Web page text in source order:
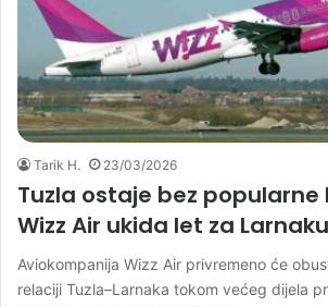
Tarik H. 23/03/2026
Tuzla ostaje bez popularne
Wizz Air ukida let za Larnaku
Aviokompanija Wizz Air privremeno će
relaciji Tuzla–Larnaka tokom većeg dijela